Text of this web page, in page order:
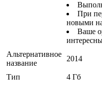
При
новыми
Ваше
Альтернативное
название
2014
Тип
4 Гб